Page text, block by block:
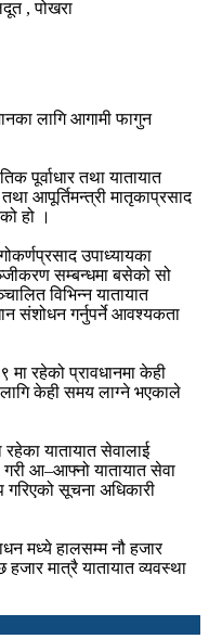
, पोखरा
लागि आगामी फागुन
पूर्वाधार तथा यातायात
आपूर्तिमन्त्री मातृकाप्रसाद
हो ।
उपाध्यायका
सम्बन्धमा बसेको सो
विभिन्न यातायात
संशोधन गर्नुपर्ने आवश्यकता
रहेको प्रावधानमा केही
केही समय लाग्ने भएकाले
यातायात सेवालाई
गरी आ–आफ्नो यातायात सेवा
सूचना अधिकारी
मध्ये हालसम्म नौ हजार
मात्रै यातायात व्यवस्था